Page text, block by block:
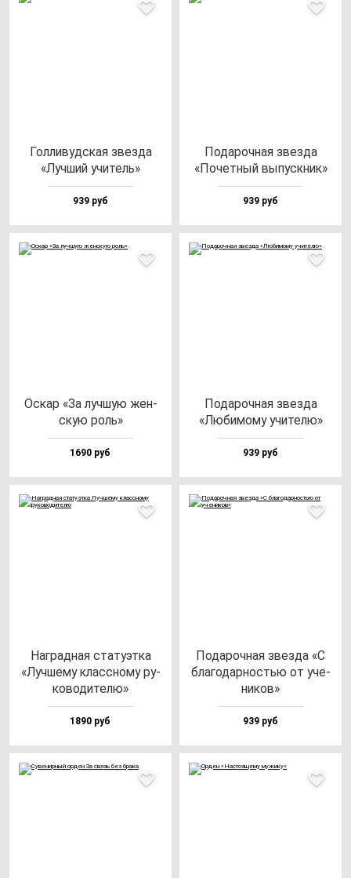
Гол­ли­вуд­ская звез­да
«Луч­ший учи­тель»
939 руб
Пода­роч­ная звез­да
«Почет­ный вы­пус­кник»
939 руб
Оскар «За луч­шую жен­
скую роль»
1690 руб
Пода­роч­ная звез­да
«Люби­мо­му учи­те­лю»
939 руб
Наг­рад­ная ста­ту­эт­ка
«Луч­ше­му клас­сно­му ру­
ко­во­ди­те­лю»
1890 руб
Пода­роч­ная звез­да «С
бла­го­дар­ностью от уче­
ни­ков»
939 руб